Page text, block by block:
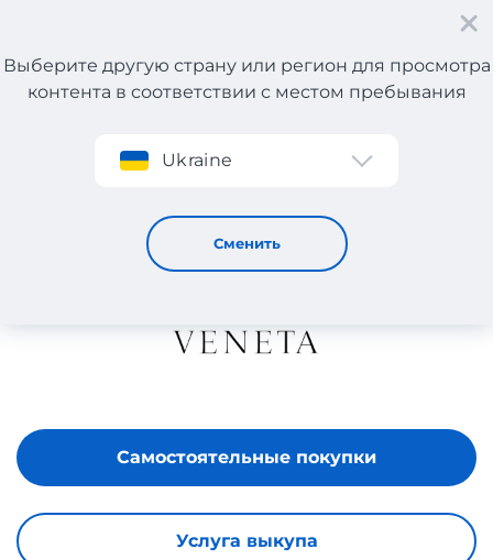
Регистрация
Выберите другую страну или регион для просмотра
контента в соответствии с местом пребывания
Ukraine
Сменить
Bottega Veneta
Услуга выкупа
Самостоятельные покупки